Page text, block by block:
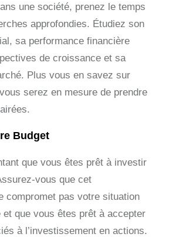
une société, prenez le temps
approfondies. Étudiez son
sa performance financière
de croissance et sa
Plus vous en savez sur
serez en mesure de prendre
Budget
que vous êtes prêt à investir
vous que cet
compromet pas votre situation
et que vous êtes prêt à accepter
à l’investissement en actions.